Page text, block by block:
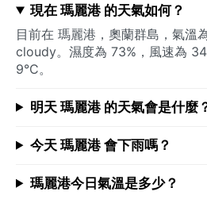
現在 瑪麗港 的天氣如何？
目前在 瑪麗港，奧蘭群島，氣溫
cloudy。濕度為 73%，風速為
9°C。
明天 瑪麗港 的天氣會是什麼
今天 瑪麗港 會下雨嗎？
瑪麗港今日氣溫是多少？